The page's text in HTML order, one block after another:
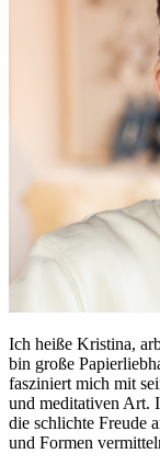
Ich heiße Kristina,
bin große
fasziniert mich mit
und meditativen Art.
die schlichte Freude
und Formen